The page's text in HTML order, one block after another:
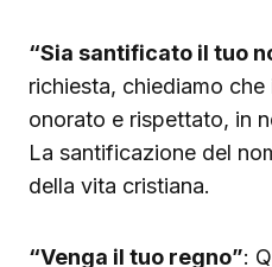
“Sia santificato il tuo
richiesta, chiediamo
onorato e rispettato, in
La santificazione del
della vita cristiana.
“Venga il tuo regno”: